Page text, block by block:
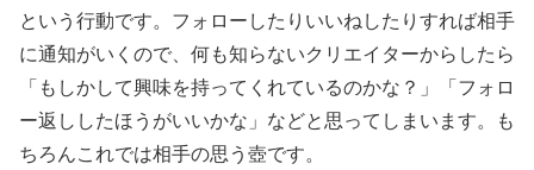
という行動です。フォローしたりいいねしたりすれば相手
に通知がいくので、何も知らないクリエイターからしたら
「もしかして興味を持ってくれているのかな？」「フォロ
ー返ししたほうがいいかな」などと思ってしまいます。も
ちろんこれでは相手の思う壺です。